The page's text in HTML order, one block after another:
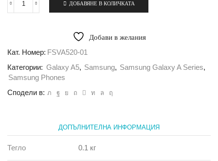
количество
View
TPU
за
A5
ДОБАВЯНЕ В КОЛИЧКАТА
Добави в желания
Кат. Номер: FSVA520-01
Категории: Galaxy A5, Samsung, Samsung Galaxy A Series,
Samsung Phones
Сподели в:
ДОПЪЛНИТЕЛНА ИНФОРМАЦИЯ
Тегло 0.1 кг